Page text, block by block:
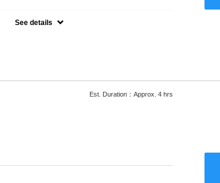
See details
Est. Duration：Approx. 4 hrs